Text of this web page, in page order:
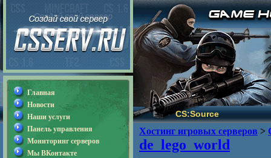
CS:Source
Хостинг игровых серверов >
de_lego_world
Главная
Новости
Наши услуги
Панель управления
Мониторинг серверов
Мы ВКонтакте